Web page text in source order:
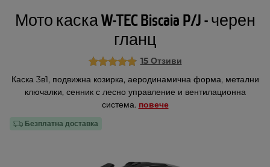
Мото каска W-TEC Biscaia P/J - черен
гланц
15 Отзиви
Каска 3в1, подвижна козирка, аеродинамична форма, метални
ключалки, сенник с лесно управление и вентилационна
система. повече
Безплатна доставка